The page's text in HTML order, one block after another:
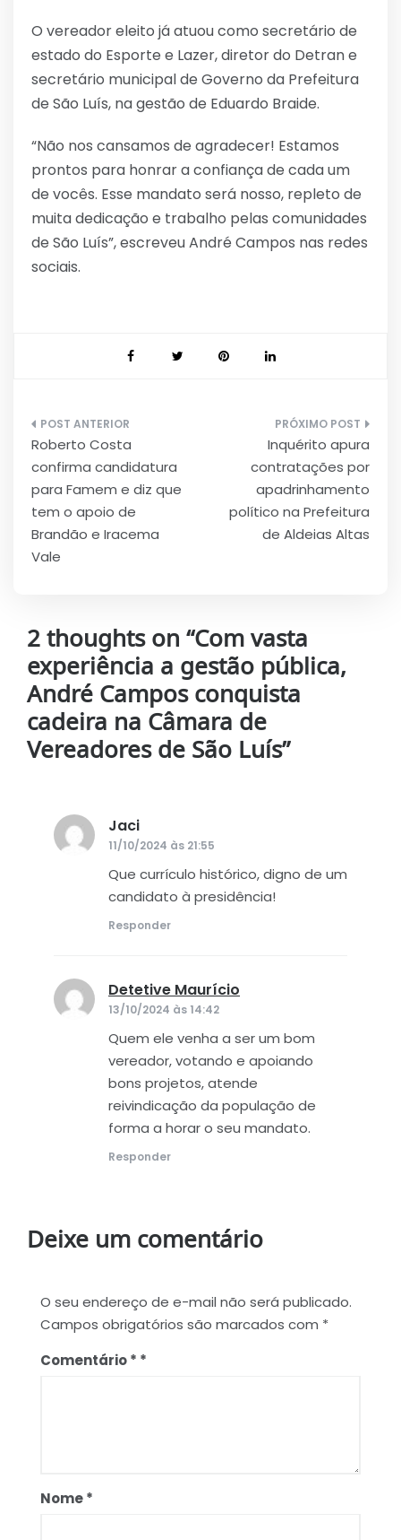
O vereador eleito já atuou como secretário de
estado do Esporte e Lazer, diretor do Detran e
secretário municipal de Governo da Prefeitura
de São Luís, na gestão de Eduardo Braide.
“Não nos cansamos de agradecer! Estamos
prontos para honrar a confiança de cada um
de vocês. Esse mandato será nosso, repleto de
muita dedicação e trabalho pelas comunidades
de São Luís”, escreveu André Campos nas redes
sociais.
Navegação
de
Post
Roberto Costa
confirma candidatura
para Famem e diz que
tem o apoio de
Brandão e Iracema
Vale
Inquérito apura
contratações por
apadrinhamento
político na Prefeitura
de Aldeias Altas
2 thoughts on “Com vasta
experiência a gestão pública,
André Campos conquista
cadeira na Câmara de
Vereadores de São Luís”
Jaci
11/10/2024 às 21:55
Que currículo histórico, digno de um
candidato à presidência!
Responder
Detetive Maurício
13/10/2024 às 14:42
Quem ele venha a ser um bom
vereador, votando e apoiando
bons projetos, atende
reivindicação da população de
forma a horar o seu mandato.
Responder
Deixe um comentário
O seu endereço de e-mail não será publicado.
Campos obrigatórios são marcados com *
Comentário*
Nome*